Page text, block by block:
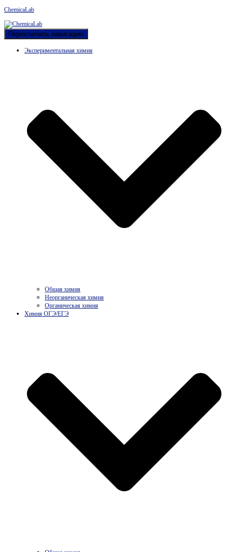
ChemicaLab
Переключить навигацию
Экспериментальная химия
Общая химия
Неорганическая химия
Органическая химия
Химия ОГЭ/ЕГЭ